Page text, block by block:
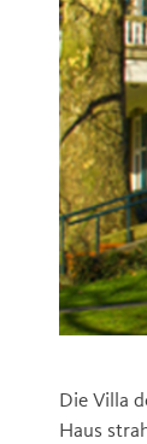
Die Villa
Haus